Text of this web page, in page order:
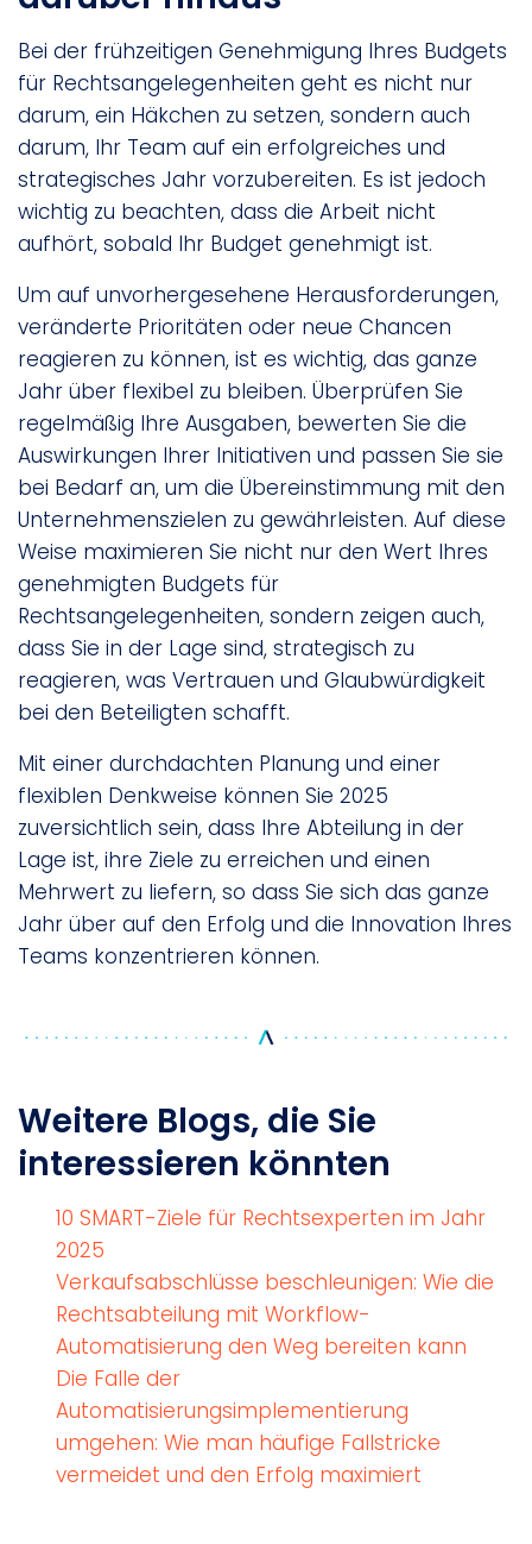
Bei der frühzeitigen Genehmigung Ihres Budgets
für Rechtsangelegenheiten geht es nicht nur
darum, ein Häkchen zu setzen, sondern auch
darum, Ihr Team auf ein erfolgreiches und
strategisches Jahr vorzubereiten. Es ist jedoch
wichtig zu beachten, dass die Arbeit nicht
aufhört, sobald Ihr Budget genehmigt ist.
Um auf unvorhergesehene Herausforderungen,
veränderte Prioritäten oder neue Chancen
reagieren zu können, ist es wichtig, das ganze
Jahr über flexibel zu bleiben. Überprüfen Sie
regelmäßig Ihre Ausgaben, bewerten Sie die
Auswirkungen Ihrer Initiativen und passen Sie sie
bei Bedarf an, um die Übereinstimmung mit den
Unternehmenszielen zu gewährleisten. Auf diese
Weise maximieren Sie nicht nur den Wert Ihres
genehmigten Budgets für
Rechtsangelegenheiten, sondern zeigen auch,
dass Sie in der Lage sind, strategisch zu
reagieren, was Vertrauen und Glaubwürdigkeit
bei den Beteiligten schafft.
Mit einer durchdachten Planung und einer
flexiblen Denkweise können Sie 2025
zuversichtlich sein, dass Ihre Abteilung in der
Lage ist, ihre Ziele zu erreichen und einen
Mehrwert zu liefern, so dass Sie sich das ganze
Jahr über auf den Erfolg und die Innovation Ihres
Teams konzentrieren können.
Weitere Blogs, die Sie
interessieren könnten
10 SMART-Ziele für Rechtsexperten im Jahr
2025
Verkaufsabschlüsse beschleunigen: Wie die
Rechtsabteilung mit Workflow-
Automatisierung den Weg bereiten kann
Die Falle der
Automatisierungsimplementierung
umgehen: Wie man häufige Fallstricke
vermeidet und den Erfolg maximiert